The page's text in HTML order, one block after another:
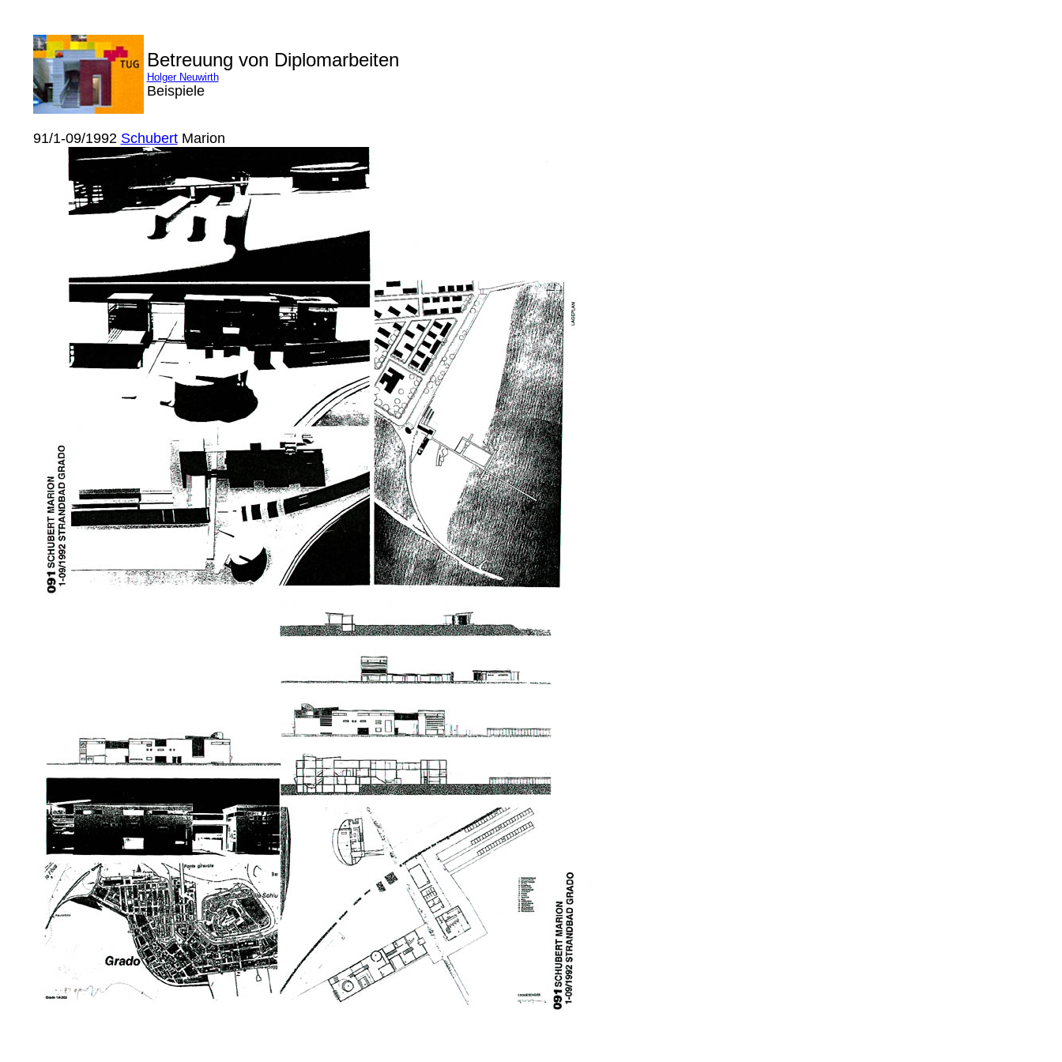
Betreuung von Diplomarbeiten
Holger Neuwirth
Beispiele
91/1-09/1992 SchubertMarion